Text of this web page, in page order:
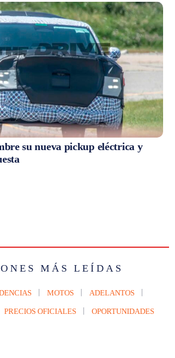
su nueva pickup eléctrica y
MÁS LEÍDAS
MOTOS ADELANTOS
PRECIOS OFICIALES OPORTUNIDADES